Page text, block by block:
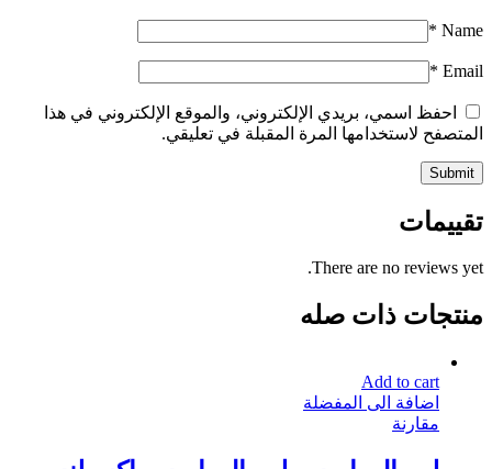
Name
*
Email
*
احفظ اسمي، بريدي الإلكتروني، والموقع الإلكتروني في هذا
المتصفح لاستخدامها المرة المقبلة في تعليقي.
تقييمات
There are no reviews yet.
منتجات ذات صله
Add to cart
اضافة الى المفضلة
مقارنة